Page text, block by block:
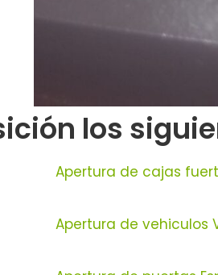
los
Apertura de cajas
Apertura de vehiculos